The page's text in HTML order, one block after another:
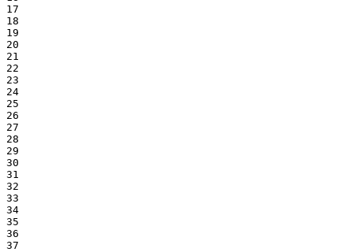
17
18
19
20
21
22
23
24
25
26
27
28
29
30
31
32
33
34
35
36
37